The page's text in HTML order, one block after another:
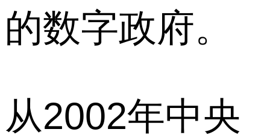
的数字政府。
从2002年中央